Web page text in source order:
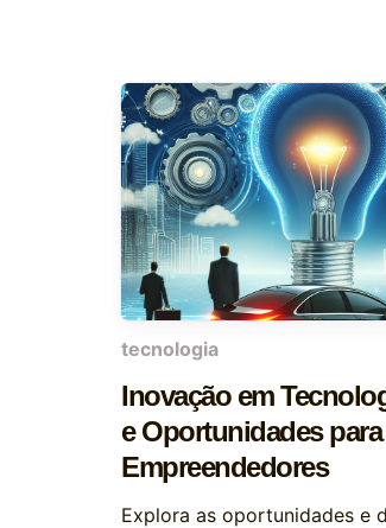
tecnologia
Inovação em
e Oportunidades para
Empreendedores
Explora as oportunidades e